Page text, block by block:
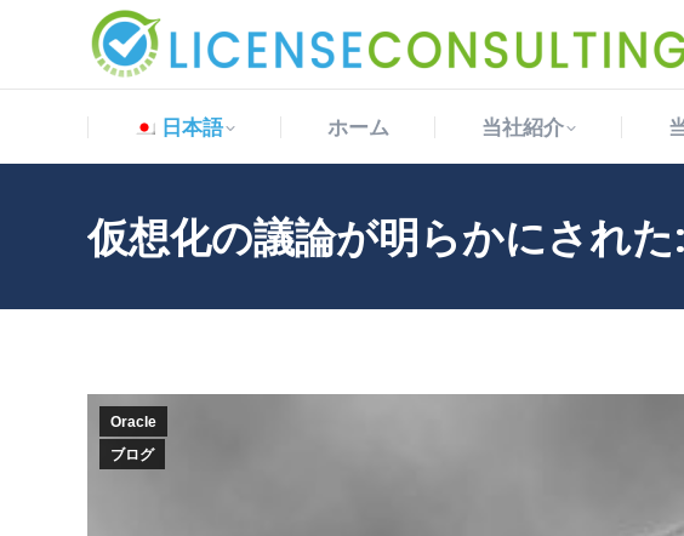
日本語 ホーム 当社紹介
仮想化の議論が明らかにされ
Oracle
ブログ
日本語 ホーム 当社紹介